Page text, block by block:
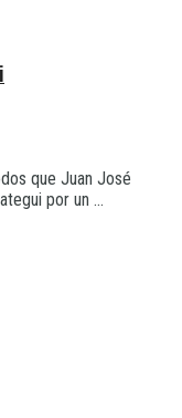
que Juan José
por un ...